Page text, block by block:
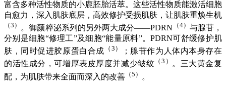
富含多种活性物质的小鹿胚胎活萃。这些活性物质能激活细胞
自愈力，深入肌肤底层，高效修护受损肌肤，让肌肤重焕生机
（3） 。御颜粹泌系列的另外两大成分——PDRN （4） 与腺苷，
分别是细胞“修理工”及细胞“能量原料”。PDRN可舒缓修护肌
肤，同时促进胶原蛋白合成 （3）
；腺苷作为人体内本身存在
的活性成分，可增厚表皮厚度并减少皱纹 （3） 。三大黄金复
配，为肌肤带来全面而深入的改善 （5） 。